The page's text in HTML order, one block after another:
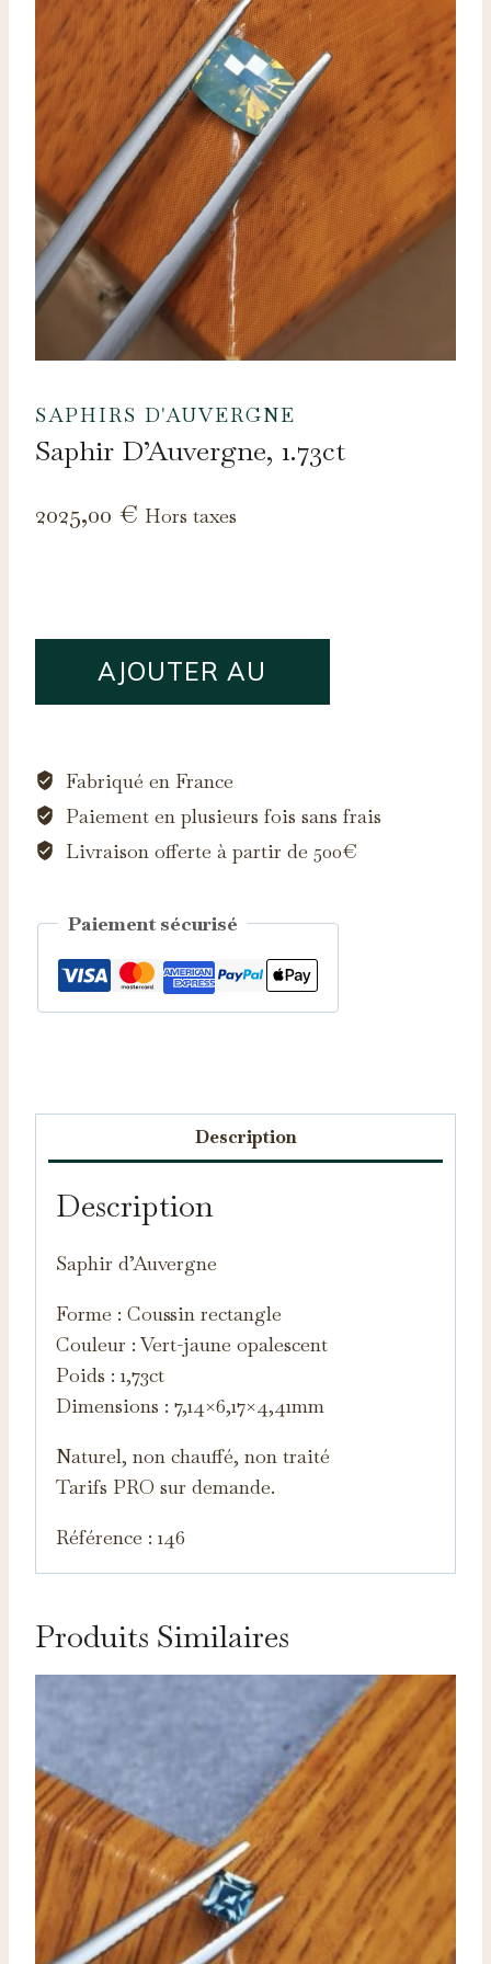
SAPHIRS D'AUVERGNE
Saphir D’Auvergne, 1.73ct
2025,00 € Hors taxes
1.73ct
AJOUTER AU
Fabriqué en France
Paiement en plusieurs fois sans frais
Livraison offerte à partir de 500€
Paiement sécurisé
Description
Description
Saphir d’Auvergne
Forme : Coussin rectangle
Couleur : Vert-jaune opalescent
Poids : 1,73ct
Dimensions : 7,14×6,17×4,41mm
Naturel, non chauffé, non traité
Tarifs PRO sur demande.
Référence : 146
Produits Similaires